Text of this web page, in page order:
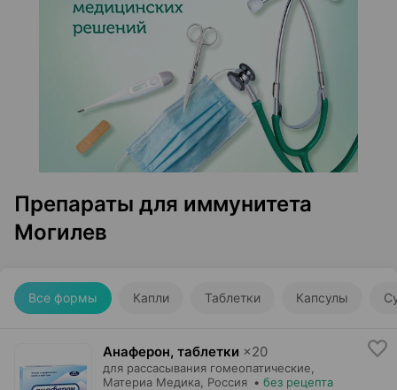
Препараты для иммунитета
Могилев
Все формы Капли Таблетки Капсулы
Анаферон, таблетки ×20
для рассасывания гомеопатические,
Материа Медика , Россия • без рецепта